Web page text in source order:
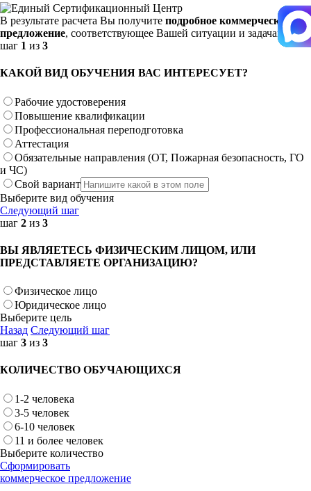
В результате расчета Вы получите подробное коммерческое
предложение, соответствующее Вашей ситуации и задачам.
шаг 1 из 3
КАКОЙ ВИД ОБУЧЕНИЯ ВАС ИНТЕРЕСУЕТ?
Рабочие удостоверения
Повышение квалификации
Профессиональная переподготовка
Аттестация
Обязательные направления (ОТ, Пожарная безопасность, ГО
и ЧС)
Свой вариант
Выберите вид обучения
Следующий шаг
шаг 2 из 3
ВЫ ЯВЛЯЕТЕСЬ ФИЗИЧЕСКИМ ЛИЦОМ, ИЛИ
ПРЕДСТАВЛЯЕТЕ ОРГАНИЗАЦИЮ?
Физическое лицо
Юридическое лицо
Выберите цель
Назад Следующий шаг
шаг 3 из 3
КОЛИЧЕСТВО ОБУЧАЮЩИХСЯ
1-2 человека
3-5 человек
6-10 человек
11 и более человек
Выберите количество
Сформировать
коммерческое предложение